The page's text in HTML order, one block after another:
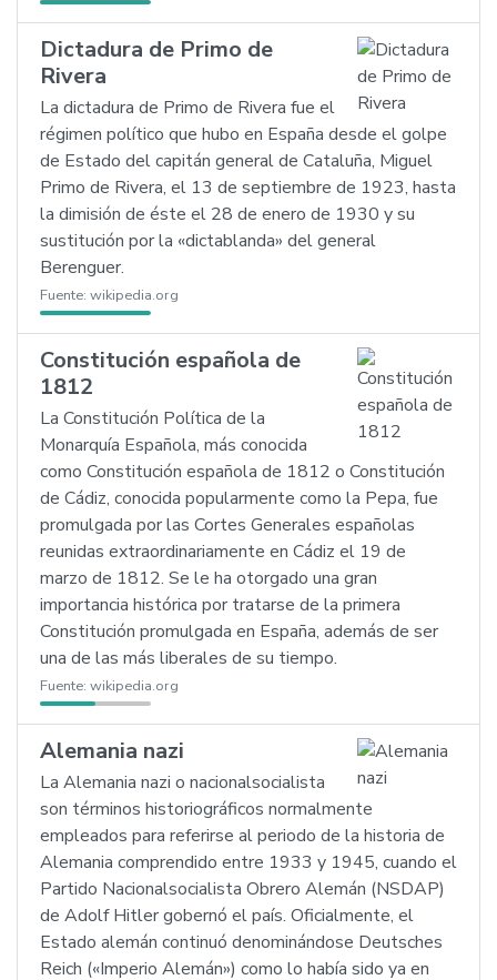
Dictadura de Primo de
Rivera
La dictadura de Primo de Rivera fue el
régimen político que hubo en España desde el golpe
de Estado del capitán general de Cataluña, Miguel
Primo de Rivera, el 13 de septiembre de 1923, hasta
la dimisión de éste el 28 de enero de 1930 y su
sustitución por la «dictablanda» del general
Berenguer.
Fuente: wikipedia.org
Constitución española de
1812
La Constitución Política de la
Monarquía Española, más conocida
como Constitución española de 1812 o Constitución
de Cádiz, conocida popularmente como la Pepa, fue
promulgada por las Cortes Generales españolas
reunidas extraordinariamente en Cádiz el 19 de
marzo de 1812. Se le ha otorgado una gran
importancia histórica por tratarse de la primera
Constitución promulgada en España, además de ser
una de las más liberales de su tiempo.
Fuente: wikipedia.org
Alemania nazi
La Alemania nazi o nacionalsocialista
son términos historiográficos normalmente
empleados para referirse al periodo de la historia de
Alemania comprendido entre 1933 y 1945, cuando el
Partido Nacionalsocialista Obrero Alemán (NSDAP)
de Adolf Hitler gobernó el país. Oficialmente, el
Estado alemán continuó denominándose Deutsches
Reich («Imperio Alemán») como lo había sido ya en